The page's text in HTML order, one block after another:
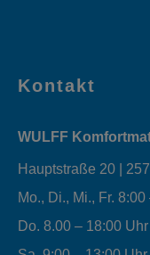
Kontakt
WULFF
Hauptstraße 20 |
Mo., Di., Mi., Fr.
Do. 8.00 – 18:00 Uhr